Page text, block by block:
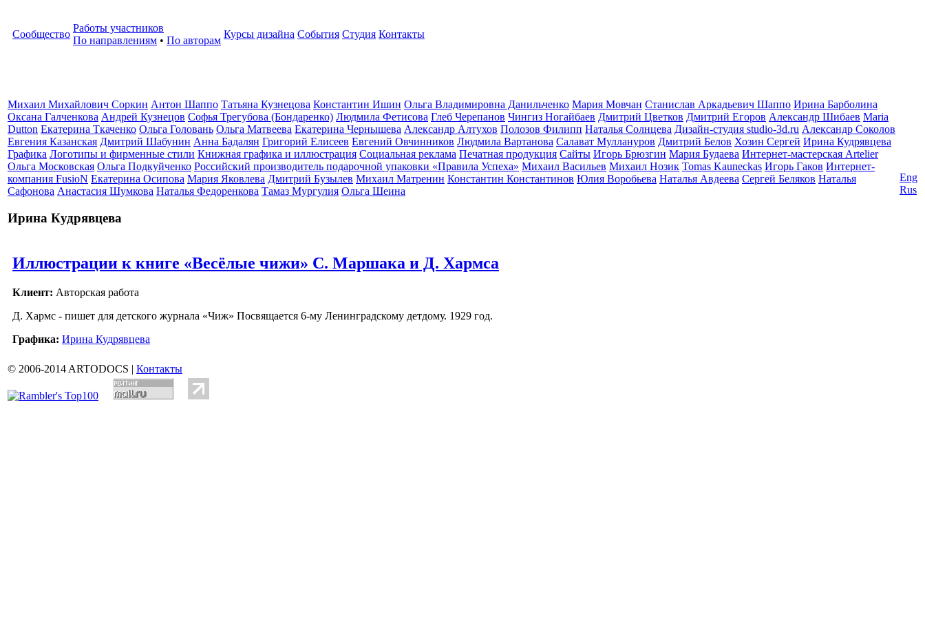
Сообщество
Работы участников
По направлениям • По авторам
Курсы дизайна События Студия Контакты
Михаил Михайлович Соркин Антон Шаппо Татьяна Кузнецова Константин Ишин Ольга Владимировна Данильченко Мария Мовчан Станислав Аркадьевич Шаппо Ирина Барболина
Оксана Галченкова Андрей Кузнецов Софья Трегубова (Бондаренко) Людмила Фетисова Глеб Черепанов Чингиз Ногайбаев Дмитрий Цветков Дмитрий Егоров Александр Шибаев Maria
Dutton Екатерина Ткаченко Ольга Головань Ольга Матвеева Екатерина Чернышева Александр Алтухов Полозов Филипп Наталья Солнцева Дизайн-студия studio-3d.ru Александр Соколов
Евгения Казанская Дмитрий Шабунин Анна Бадалян Григорий Елисеев Евгений Овчинников Людмила Вартанова Салават Муллануров Дмитрий Белов Хозин Сергей Ирина Кудрявцева
Графика Логотипы и фирменные стили Книжная графика и иллюстрация Социальная реклама Печатная продукция Сайты Игорь Брюзгин Мария Будаева Интернет-мастерская Artelier
Ольга Московская Ольга Подкуйченко Российский производитель подарочной упаковки «Правила Успеха» Михаил Васильев Михаил Нозик Tomas Kauneckas Игорь Гаков Интернет-
компания FusioN Екатерина Осипова Мария Яковлева Дмитрий Бузылев Михаил Матренин Константин Константинов Юлия Воробьева Наталья Авдеева Сергей Беляков Наталья
Сафонова Анастасия Шумкова Наталья Федоренкова Тамаз Мургулия Ольга Шеина
Ирина Кудрявцева
Иллюстрации к книге «Весёлые чижи» С. Маршака и Д. Хармса
Клиент: Авторская работа
Д. Хармс - пишет для детского журнала «Чиж» Посвящается 6-му Ленинградскому детдому. 1929 год.
Графика: Ирина Кудрявцева
Eng
Rus
© 2006-2014 ARTODOCS | Контакты